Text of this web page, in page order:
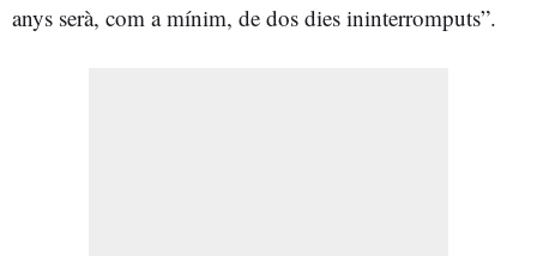
anys serà, com a mínim, de dos dies ininterromputs”.